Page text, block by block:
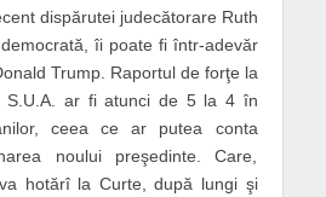
dispărutei judecătorare Ruth
îi poate fi într-adevăr
Trump. Raportul de forţe la
S.U.A. ar fi atunci de 5 la 4 în
ceea ce ar putea conta
noului preşedinte. Care,
hotărî la Curte, după lungi şi